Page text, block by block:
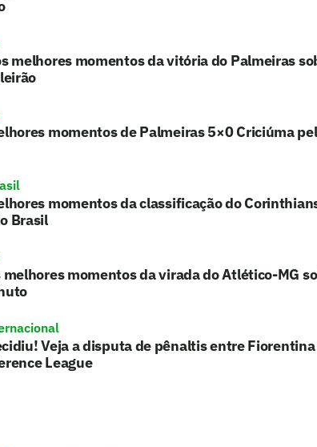
melhores momentos da vitória do Palmeiras
momentos de Palmeiras 5×0 Criciúma
momentos da classificação do
Brasil
melhores momentos da virada do Atlético-MG
Veja a disputa de pênaltis entre
League